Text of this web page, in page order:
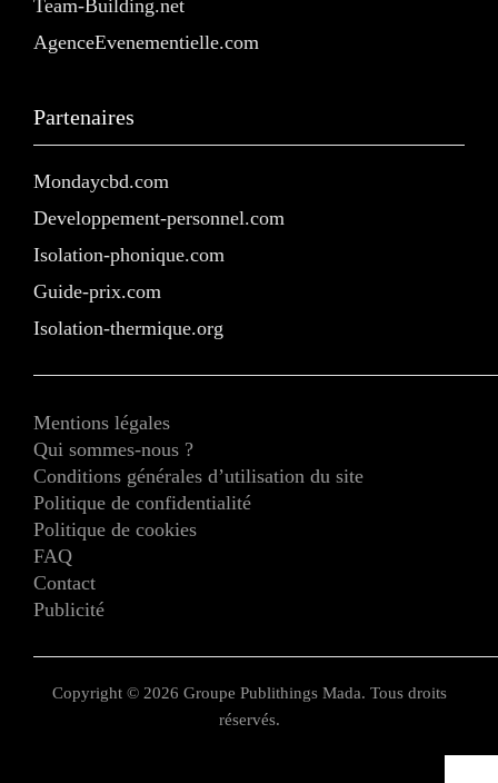
Team-Building.net
AgenceEvenementielle.com
Partenaires
Mondaycbd.com
Developpement-personnel.com
Isolation-phonique.com
Guide-prix.com
Isolation-thermique.org
Mentions légales
Qui sommes-nous ?
Conditions générales d’utilisation du site
Politique de confidentialité
Politique de cookies
FAQ
Contact
Publicité
Copyright © 2026 Groupe Publithings Mada. Tous droits
réservés.